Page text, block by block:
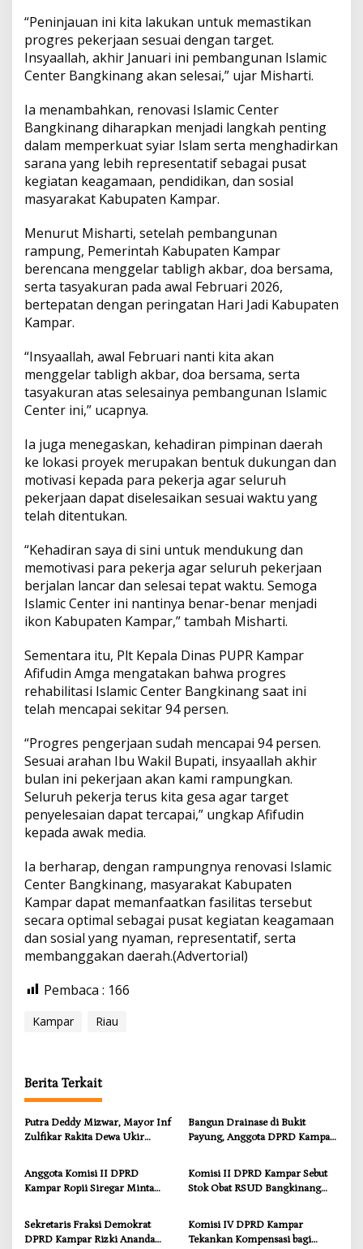
“Peninjauan ini kita lakukan untuk memastikan
progres pekerjaan sesuai dengan target.
Insyaallah, akhir Januari ini pembangunan Islamic
Center Bangkinang akan selesai,” ujar Misharti.
Ia menambahkan, renovasi Islamic Center
Bangkinang diharapkan menjadi langkah penting
dalam memperkuat syiar Islam serta menghadirkan
sarana yang lebih representatif sebagai pusat
kegiatan keagamaan, pendidikan, dan sosial
masyarakat Kabupaten Kampar.
Menurut Misharti, setelah pembangunan
rampung, Pemerintah Kabupaten Kampar
berencana menggelar tabligh akbar, doa bersama,
serta tasyakuran pada awal Februari 2026,
bertepatan dengan peringatan Hari Jadi Kabupaten
Kampar.
“Insyaallah, awal Februari nanti kita akan
menggelar tabligh akbar, doa bersama, serta
tasyakuran atas selesainya pembangunan Islamic
Center ini,” ucapnya.
Ia juga menegaskan, kehadiran pimpinan daerah
ke lokasi proyek merupakan bentuk dukungan dan
motivasi kepada para pekerja agar seluruh
pekerjaan dapat diselesaikan sesuai waktu yang
telah ditentukan.
“Kehadiran saya di sini untuk mendukung dan
memotivasi para pekerja agar seluruh pekerjaan
berjalan lancar dan selesai tepat waktu. Semoga
Islamic Center ini nantinya benar-benar menjadi
ikon Kabupaten Kampar,” tambah Misharti.
Sementara itu, Plt Kepala Dinas PUPR Kampar
Afifudin Amga mengatakan bahwa progres
rehabilitasi Islamic Center Bangkinang saat ini
telah mencapai sekitar 94 persen.
“Progres pengerjaan sudah mencapai 94 persen.
Sesuai arahan Ibu Wakil Bupati, insyaallah akhir
bulan ini pekerjaan akan kami rampungkan.
Seluruh pekerja terus kita gesa agar target
penyelesaian dapat tercapai,” ungkap Afifudin
kepada awak media.
Ia berharap, dengan rampungnya renovasi Islamic
Center Bangkinang, masyarakat Kabupaten
Kampar dapat memanfaatkan fasilitas tersebut
secara optimal sebagai pusat kegiatan keagamaan
dan sosial yang nyaman, representatif, serta
membanggakan daerah.(Advertorial)
Pembaca : 166
Kampar Riau
Berita Terkait
Putra Deddy Mizwar, Mayor Inf
Zulfikar Rakita Dewa Ukir
Serikat
Bangun Drainase di Bukit
Payung, Anggota DPRD Kampar
Infrastruktur yang Menyentuh
Kebutuhan Dasar
Anggota Komisi II DPRD
Kampar Ropii Siregar Minta
Ancaman Kekosongan Obat
demi Wujudkan Kampar Dihati
Komisi II DPRD Kampar Sebut
Stok Obat RSUD Bangkinang
Sekretaris Fraksi Demokrat
DPRD Kampar Rizki Ananda
Komisi IV DPRD Kampar
Tekankan Kompensasi bagi